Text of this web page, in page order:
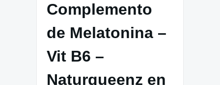
Complemento
de Melatonina –
Vit B6 –
Naturqueenz en